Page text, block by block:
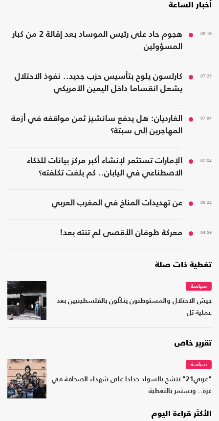
أخبار الساعة
08:16
هجوم حاد على رئيس الموساد بعد إقالة 2 من كبار
المسؤولين
07:25
كارلسون يلوح بتأسيس حزب جديد.. نفوذ الاحتلال
يشعل انقساما داخل اليمين الأمريكي
07:04
الغارديان: هل يدفع سانشيز ثمن مواقفه في أزمة
المهاجرين إلى سبتة؟
07:02
الإمارات تستثمر لإنشاء أكبر مركز بيانات للذكاء
الاصطناعي في اليابان.. كم بلغت تكلفته؟
05:22 عن تهديدات المناخ في المغرب العربي
04:59 معركة طوفان الأقصى لم تنته بعد!
تغطية ذات صلة
سياسة
جيش الاحتلال والمستوطنون ينكّلون بالفلسطينيين بعد
عملية تل
تقرير خاص
سياسة
"عربي21" تتشح بالسواد حدادا على شهداء الصحافة في
غزة.. وتستمر بالتغطية
الأكثر قراءة اليوم